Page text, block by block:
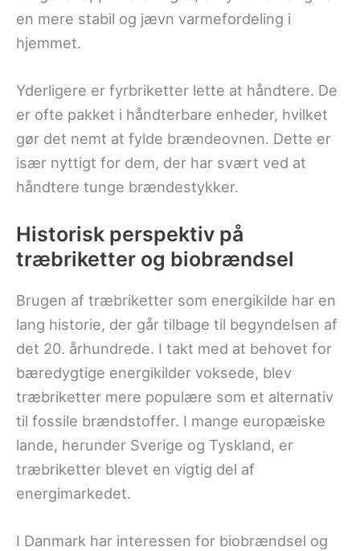
en mere stabil og jævn varmefordeling i
hjemmet.
Yderligere er fyrbriketter lette at håndtere. De
er ofte pakket i håndterbare enheder, hvilket
gør det nemt at fylde brændeovnen. Dette er
især nyttigt for dem, der har svært ved at
håndtere tunge brændestykker.
Historisk perspektiv på
træbriketter og biobrændsel
Brugen af træbriketter som energikilde har en
lang historie, der går tilbage til begyndelsen af
det 20. århundrede. I takt med at behovet for
bæredygtige energikilder voksede, blev
træbriketter mere populære som et alternativ
til fossile brændstoffer. I mange europæiske
lande, herunder Sverige og Tyskland, er
træbriketter blevet en vigtig del af
energimarkedet.
I Danmark har interessen for biobrændsel og